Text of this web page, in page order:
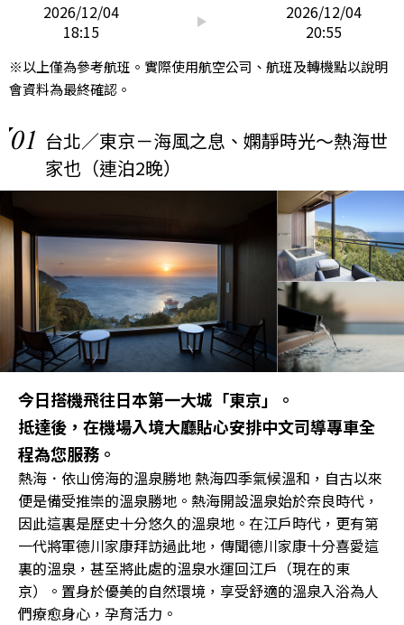
2026/12/04
18:15
2026/12/04
20:55
※以上僅為參考航班。實際使用航空公司、航班及轉機點以說明
會資料為最終確認。
01 台北／東京－海風之息、嫻靜時光～熱海世
家也（連泊2晚）
今日搭機飛往日本第一大城「東京」。
抵達後，在機場入境大廳貼心安排中文司導專車全
程為您服務。
熱海．依山傍海的溫泉勝地 熱海四季氣候溫和，自古以來
便是備受推崇的溫泉勝地。熱海開設溫泉始於奈良時代，
因此這裏是歷史十分悠久的溫泉地。在江戶時代，更有第
一代將軍德川家康拜訪過此地，傳聞德川家康十分喜愛這
裏的溫泉，甚至將此處的溫泉水運回江戶（現在的東
京）。置身於優美的自然環境，享受舒適的溫泉入浴為人
們療愈身心，孕育活力。